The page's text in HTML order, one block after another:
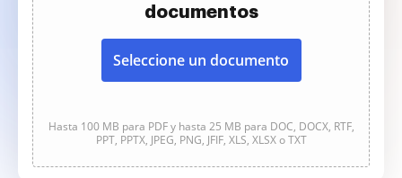
documentos
Seleccione un documento
Hasta 100 MB para PDF y hasta 25 MB para DOC, DOCX, RTF,
PPT, PPTX, JPEG, PNG, JFIF, XLS, XLSX o TXT